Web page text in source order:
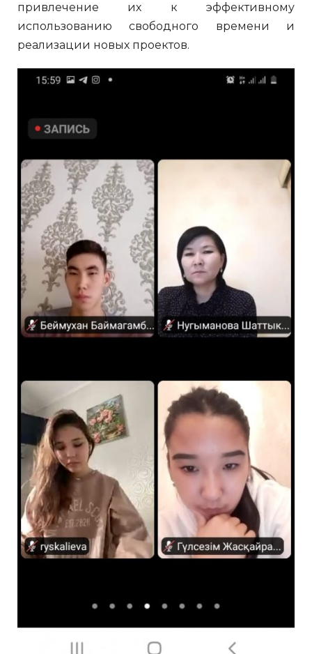
привлечение их к эффективному
использованию свободного времени и
реализации новых проектов.